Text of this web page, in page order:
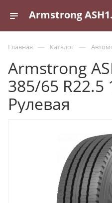
Armstrong
Главная — Каталог —
Armstrong
385/65 R22.5
Рулевая